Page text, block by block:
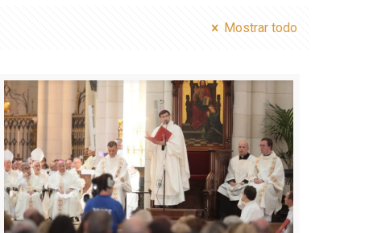
Mostrar todo